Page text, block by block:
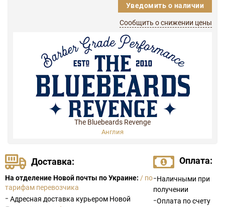
Уведомить о наличии
Сообщить о снижении цены
The Bluebeards Revenge
Англия
Доставка:
На отделение Новой почты по Украине: / по
тарифам перевозчика
- Адресная доставка курьером Новой
Оплата:
-Наличными при
получении
-Оплата по счету